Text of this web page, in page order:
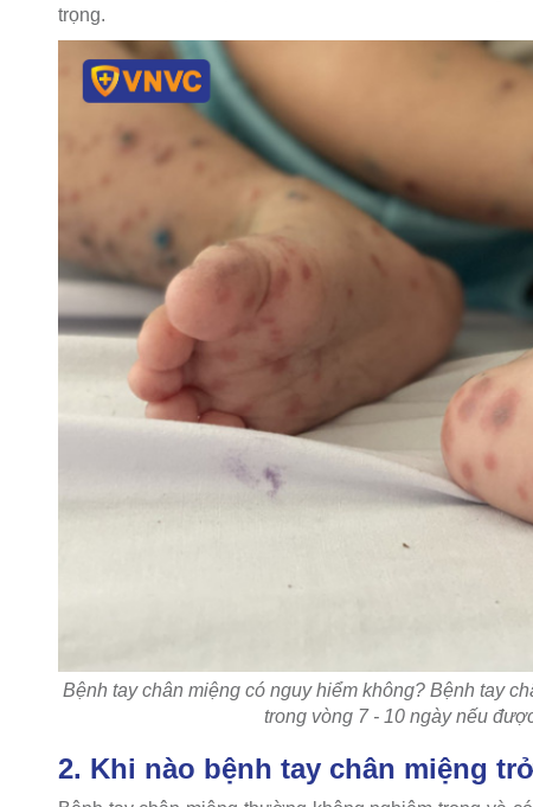
trọng.
Bệnh tay chân miệng có nguy hiểm không? Bệnh tay
trong vòng 7 - 10 ngày nếu
2. Khi nào bệnh tay chân miệng